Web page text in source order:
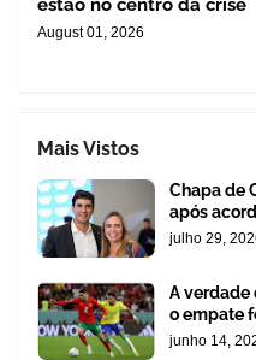
estão no centro da crise
August 01, 2026
Mais Vistos
Chapa de
após
julho 29,
A verdade
o empate
junho 14,